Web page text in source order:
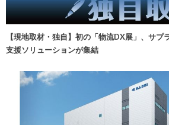
【現地取材・独自】初の「物流DX展」、サプ
支援ソリューションが集結